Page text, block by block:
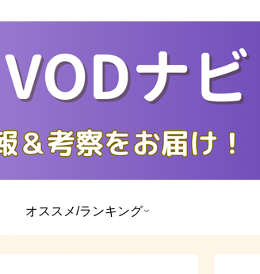
オススメ/ランキング